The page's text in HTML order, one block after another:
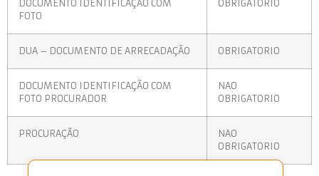
DOCUMENTO IDENTIFICAÇÃO COM
FOTO
OBRIGATORIO
DUA – DOCUMENTO DE ARRECADAÇÃO OBRIGATORIO
DOCUMENTO IDENTIFICAÇÃO COM
FOTO PROCURADOR
NAO
OBRIGATORIO
PROCURAÇÃO
NAO
OBRIGATORIO